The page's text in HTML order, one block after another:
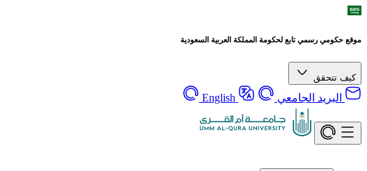
موقع حكومي رسمي تابع لحكومة المملكة العربية السعودية
كيف تتحقق
البريد الجامعي English